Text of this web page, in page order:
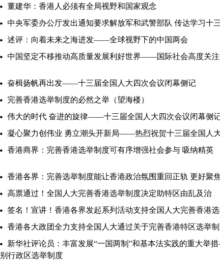
董建华：香港人必须有全局视野和国家观念
中央军委办公厅发出通知要求解放军和武警部队 传达学习十
述评：向着未来之海进发——全球视野下的中国两会
中国坚定不移推动高质量发展利好世界——国际社会高度关注
奋楫扬帆再出发——十三届全国人大四次会议闭幕侧记
完善香港选举制度的必然之举（望海楼）
伟大的时代 奋进的旋律——十三届全国人大四次会议闭幕侧
凝心聚力创伟业 勇立潮头开新局——热烈祝贺十三届全国人
香港商界：完善香港选举制度可有序增强社会参与 吸纳精英
香港各界：完善选举制度能让香港政治氛围重回正轨 更好聚
高票通过！全国人大完善香港选举制度决定助特区由乱及治
签名！宣讲！香港各界发起系列活动支持全国人大完善香港
香港各大政团全力支持全国人大通过关于完善香港特区选举
新华社评论员：丰富发展“一国两制”和基本法实践的重大
别行政区选举制度